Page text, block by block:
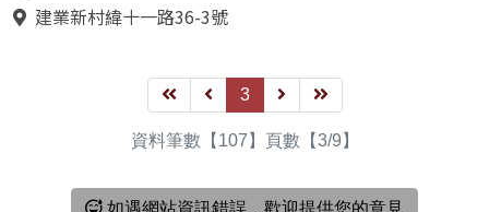
地建業新村緯十一路36-3號
第
一
頁
上
一
頁
3
下
一
頁
最
後
一
資料筆數【107】頁數【3/9】
如遇網站資訊錯誤，歡迎提供您的意見